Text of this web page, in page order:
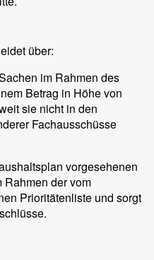
über:
im Rahmen des
Betrag in Höhe von
sie nicht in den
Fachausschüsse
vorgesehenen
Rahmen der vom
Prioritätenliste und sorgt